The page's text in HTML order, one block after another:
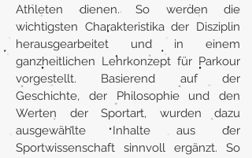
Athleten dienen. So werden die
wichtigsten Charakteristika der Disziplin
herausgearbeitet und in einem
ganzheitlichen Lehrkonzept für Parkour
vorgestellt. Basierend auf der
Geschichte, der Philosophie und den
Werten der Sportart, wurden dazu
ausgewählte Inhalte aus der
Sportwissenschaft sinnvoll ergänzt. So